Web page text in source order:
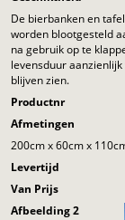
De bierbanken en
worden blootgesteld
na gebruik op te
levensduur
blijven zien.
Productnr
Afmetingen
200cm x 60cm x
Levertijd
Van Prijs
Afbeelding 2